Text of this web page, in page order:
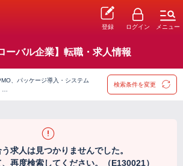
登録 ログイン メニュー
ーバル企業】転職・求人情報
、パッケージ導入・システム
…
検索条件を変更
求人は見つかりませんでした。
再度検索してください。（E130021）